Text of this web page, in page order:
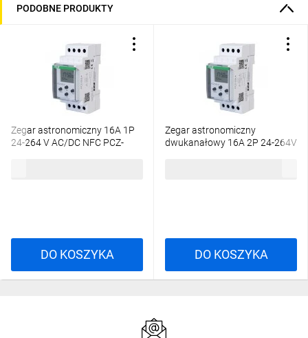
PODOBNE PRODUKTY
Zegar astronomiczny 16A 1P
24-264 V AC/DC NFC PCZ-
DO KOSZYKA
Zegar astronomiczny
dwukanałowy 16A 2P 24-264V
DO KOSZYKA